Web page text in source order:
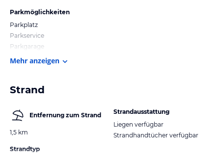
Parkmöglichkeiten
Parkplatz
Parkservice
Parkgarage
Mehr anzeigen
Strand
Entfernung zum Strand
1,5 km
Strandtyp
Strandausstattung
Liegen verfügbar
Strandhandtücher verfügbar